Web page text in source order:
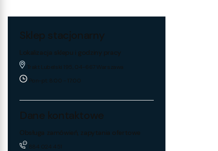
Sklep stacjonarny
Lokalizacja sklepu i godziny pracy
Trakt Lubelski 195, 04-667 Warszawa
Pon-pt: 8:00 - 17:00
Dane kontaktowe
Obsługa zamówień, zapytania ofertowe
884 024 451